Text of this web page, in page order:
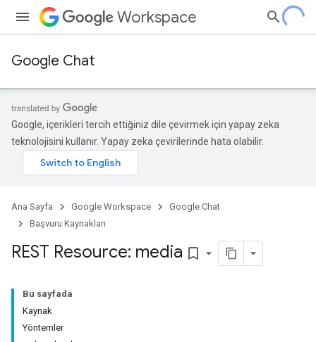
Workspace
Google Chat
Google, içerikleri tercih ettiğiniz dile çevirmek için yapay zeka
teknolojisini kullanır. Yapay zeka çevirilerinde hata olabilir.
Ana Sayfa Google Workspace
Google Chat
Başvuru Kaynakları
REST Resource: media bookmark_border
Bu sayfada
Kaynak
Yöntemler